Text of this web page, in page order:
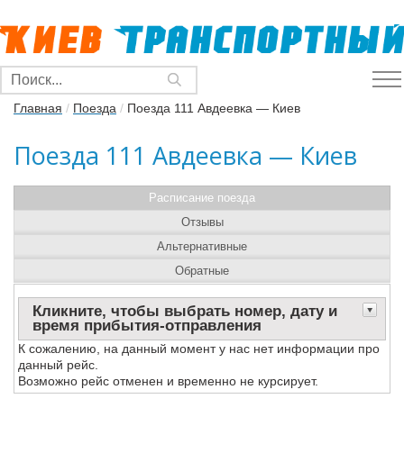
Главная / Поезда / Поезда 111 Авдеевка — Киев
Поезда 111 Авдеевка — Киев
Расписание поезда
Кликните, чтобы выбрать номер, дату и
время прибытия-отправления
К сожалению, на данный момент у нас нет информации про
данный рейс.
Возможно рейс отменен и временно не курсирует.
Отзывы
Альтернативные
Обратные